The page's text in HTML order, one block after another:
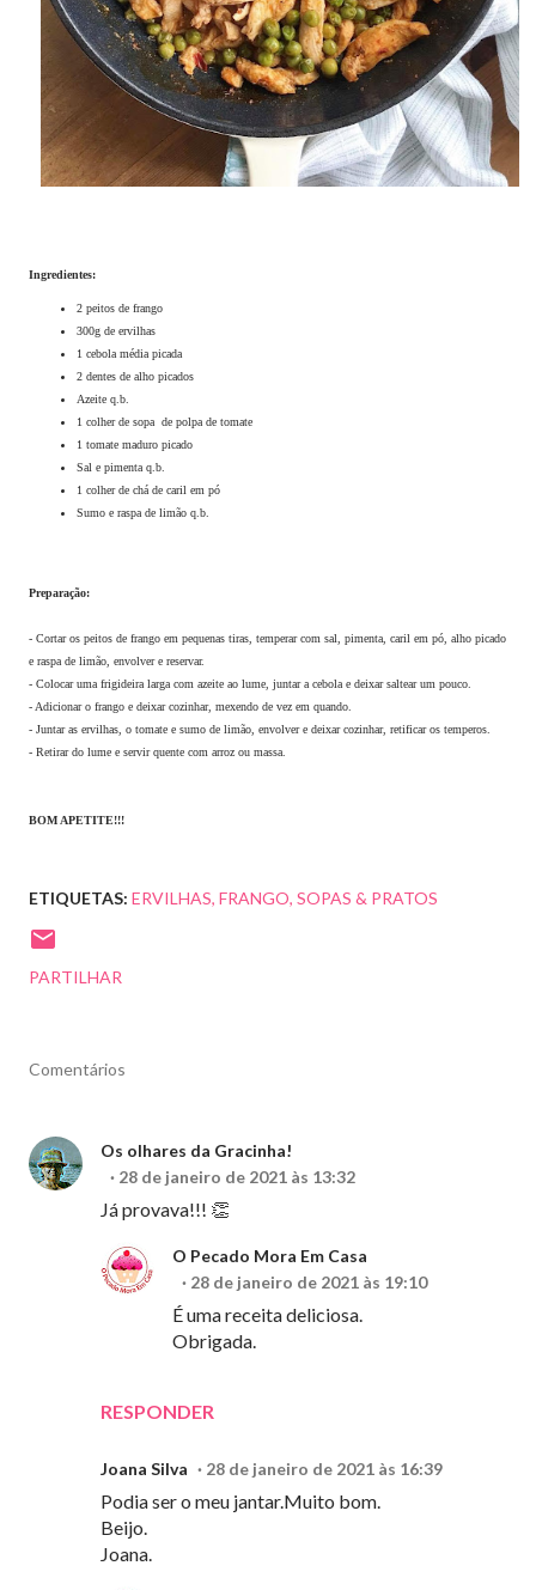
Ingredientes:
2 peitos de frango
300g de ervilhas
1 cebola média picada
2 dentes de alho picados
Azeite q.b.
1 colher de sopa de polpa de tomate
1 tomate maduro picado
Sal e pimenta q.b.
1 colher de chá de caril em pó
Sumo e raspa de limão q.b.
Preparação:
- Cortar os peitos de frango em pequenas tiras, temperar com sal, pimenta, caril em pó, alho picado
e raspa de limão, envolver e reservar.
- Colocar uma frigideira larga com azeite ao lume, juntar a cebola e deixar saltear um pouco.
- Adicionar o frango e deixar cozinhar, mexendo de vez em quando.
- Juntar as ervilhas, o tomate e sumo de limão, envolver e deixar cozinhar, retificar os temperos.
- Retirar do lume e servir quente com arroz ou massa.
BOM APETITE!!!
ETIQUETAS: ERVILHAS FRANGO SOPAS & PRATOS
PARTILHAR
Comentários
Os olhares da Gracinha!
28 de janeiro de 2021 às 13:32
Já provava!!! 👏
RESPONDER
O Pecado Mora Em Casa
28 de janeiro de 2021 às 19:10
É uma receita deliciosa.
Obrigada.
Joana Silva 28 de janeiro de 2021 às 16:39
Podia ser o meu jantar.Muito bom.
Beijo.
Joana.